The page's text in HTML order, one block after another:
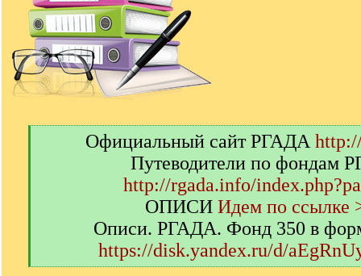
Официальный сайт РГАДА
Путеводители по фондам
http://rgada.info/
ОПИСИ Идем по ссылке
Описи. РГАДА. Фонд 350 в
https://disk.yandex.ru/d/
[